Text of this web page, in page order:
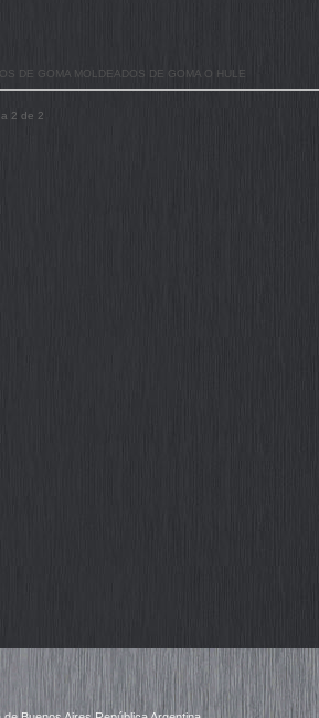
DE GOMA MOLDEADOS DE GOMA O HULE
2 de 2